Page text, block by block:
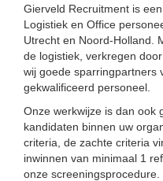
Gierveld Recruitment is
Logistiek en Office
Utrecht en Noord-Holland.
de logistiek, verkregen
wij goede sparringpartners
gekwalificeerd personeel.
Onze werkwijze is dan ook
kandidaten binnen uw
criteria, de zachte criteria
inwinnen van minimaal 1
onze screeningsprocedure.